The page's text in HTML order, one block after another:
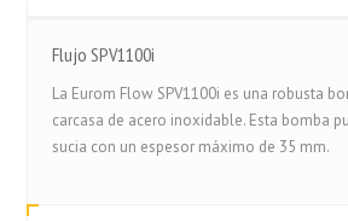
Flujo SPV1100i
La Eurom Flow SPV1100i es una robusta
carcasa de acero inoxidable. Esta bomba
sucia con un espesor máximo de 35 mm.